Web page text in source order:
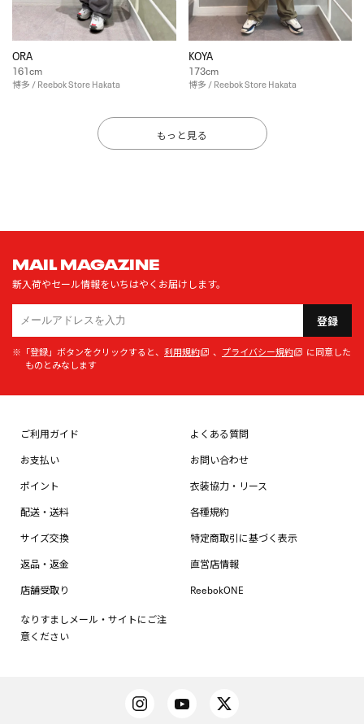
ORA
161cm
博多 / Reebok Store Hakata
KOYA
173cm
博多 / Reebok Store Hakata
もっと見る
MAIL MAGAZINE
新入荷やセール情報をいちはやくお届けします。
登録
※「登録」ボタンをクリックすると、 利用規約 、 プライバシー規約
に同意した
ものとみなします
ご利用ガイド
お支払い
ポイント
配送・送料
サイズ交換
返品・返金
店舗受取り
なりすましメール・サイトにご注
意ください
よくある質問
お問い合わせ
衣装協力・リース
各種規約
特定商取引に基づく表示
直営店情報
ReebokONE